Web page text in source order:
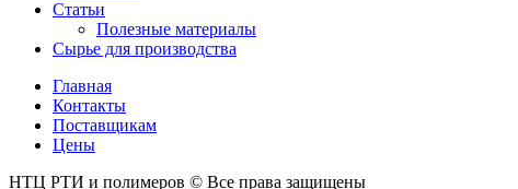
Статьи
Полезные материалы
Сырье для производства
Главная
Контакты
Поставщикам
Цены
НТЦ РТИ и полимеров © Все права защищены